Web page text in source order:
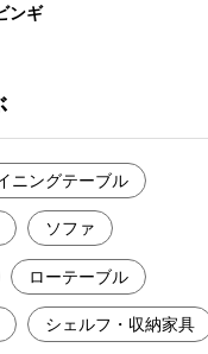
ンギ
ニングテーブル
ソファ
ローテーブル
シェルフ・収納家具